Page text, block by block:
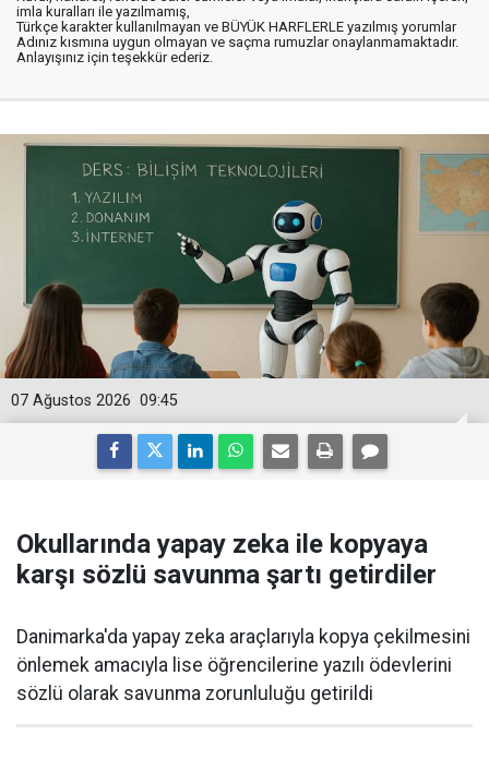
imla kuralları ile yazılmamış,
Türkçe karakter kullanılmayan ve BÜYÜK HARFLERLE yazılmış yorumlar
Adınız kısmına uygun olmayan ve saçma rumuzlar onaylanmamaktadır.
Anlayışınız için teşekkür ederiz.
09:45
07 Ağustos 2026
Okullarında yapay zeka ile kopyaya
karşı sözlü savunma şartı getirdiler
Danimarka'da yapay zeka araçlarıyla kopya çekilmesini
önlemek amacıyla lise öğrencilerine yazılı ödevlerini
sözlü olarak savunma zorunluluğu getirildi